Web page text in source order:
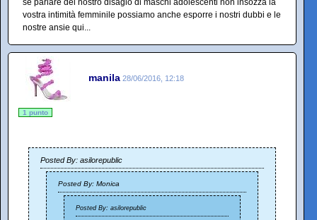
se parlare del nostro disagio di maschi adolescenti non insozza la
vostra intimità femminile possiamo anche esporre i nostri dubbi e le
nostre ansie qui...
manila 28/06/2016, 12:18
1 punto
Posted By: asilorepublic
Posted By: Monica
Posted By: asilorepublic